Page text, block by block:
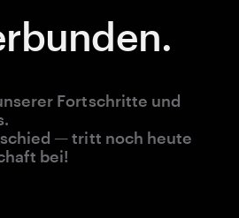
Fortschritte und
— tritt noch heute
bei!